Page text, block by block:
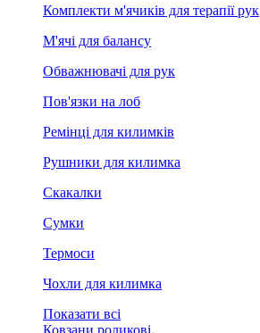
Комплекти м'ячиків для терапії рук
М'ячі для балансу
Обважнювачі для рук
Пов'язки на лоб
Ремінці для килимків
Рушники для килимка
Скакалки
Сумки
Термоси
Чохли для килимка
Показати всі
Ковзани роликові